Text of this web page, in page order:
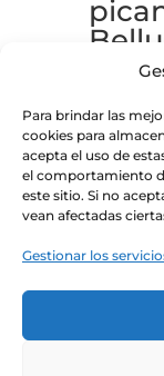
Para brindar las
cookies para
acepta el uso de
el comportamiento
este sitio. Si no
vean afectadas
Gestionar los